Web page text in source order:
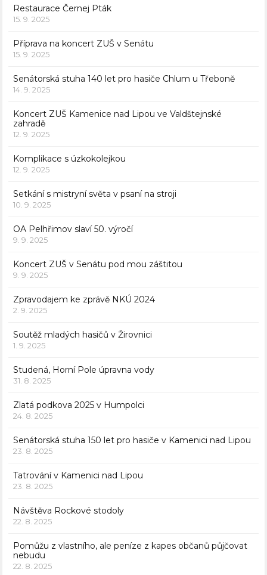
Restaurace Černej Pták
15. 9. 2025
Příprava na koncert ZUŠ v Senátu
15. 9. 2025
Senátorská stuha 140 let pro hasiče Chlum u Třeboně
14. 9. 2025
Koncert ZUŠ Kamenice nad Lipou ve Valdštejnské
zahradě
12. 9. 2025
Komplikace s úzkokolejkou
12. 9. 2025
Setkání s mistryní světa v psaní na stroji
10. 9. 2025
OA Pelhřimov slaví 50. výročí
9. 9. 2025
Koncert ZUŠ v Senátu pod mou záštitou
9. 9. 2025
Zpravodajem ke zprávě NKÚ 2024
2. 9. 2025
Soutěž mladých hasičů v Žirovnici
1. 9. 2025
Studená, Horní Pole úpravna vody
31. 8. 2025
Zlatá podkova 2025 v Humpolci
24. 8. 2025
Senátorská stuha 150 let pro hasiče v Kamenici nad Lipou
23. 8. 2025
Tatrování v Kamenici nad Lipou
23. 8. 2025
Návštěva Rockové stodoly
22. 8. 2025
Pomůžu z vlastního, ale peníze z kapes občanů půjčovat
nebudu
22. 8. 2025